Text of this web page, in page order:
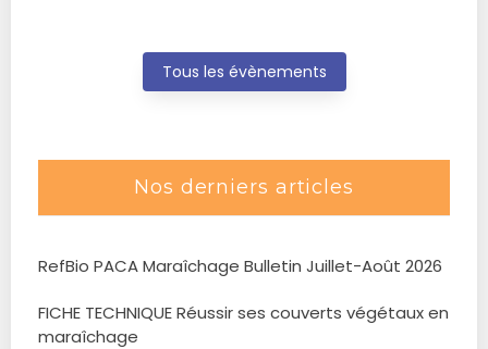
Tous les évènements
Nos derniers articles
RefBio PACA Maraîchage Bulletin Juillet-Août 2026
FICHE TECHNIQUE Réussir ses couverts végétaux en
maraîchage